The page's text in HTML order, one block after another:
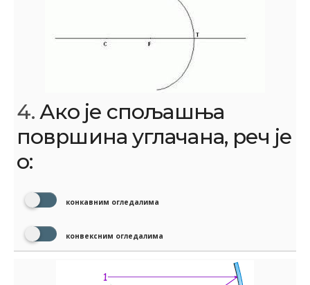
4.Ако је спољашња
површина углачана, реч је
о:
конкавним огледалима
конвексним огледалима